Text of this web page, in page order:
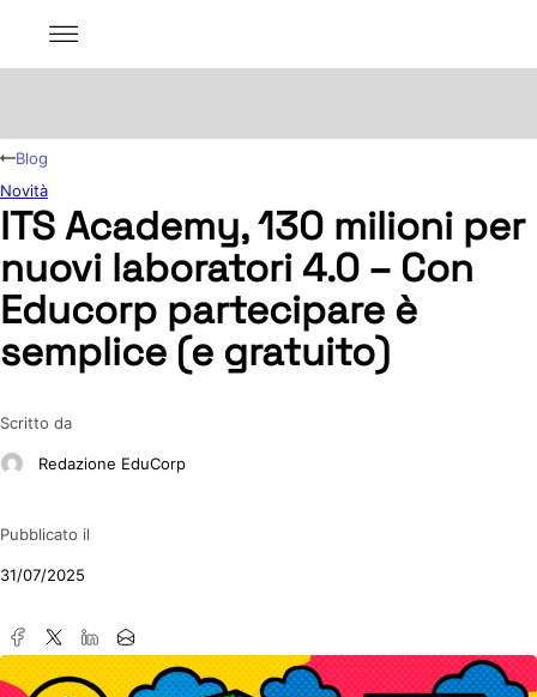
ITS Academy, 130 milioni per
nuovi laboratori 4.0 – Con
Educorp partecipare è
semplice (e gratuito)
Scritto da
Redazione EduCorp
Pubblicato il
31/07/2025
Blog
Novità